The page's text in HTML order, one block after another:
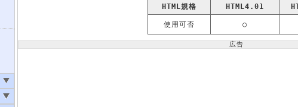
HTML規格 HTML4.01
使用可否 ○
広告